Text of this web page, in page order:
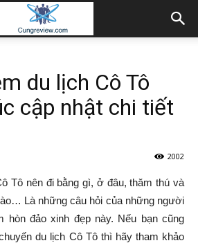
du lịch Cô Tô
cập nhật chi tiết
2002
Tô nên đi bằng gì, ở đâu, thăm thú và
Là những câu hỏi của những người
hòn đảo xinh đẹp này. Nếu bạn cũng
du lịch Cô Tô thì hãy tham khảo